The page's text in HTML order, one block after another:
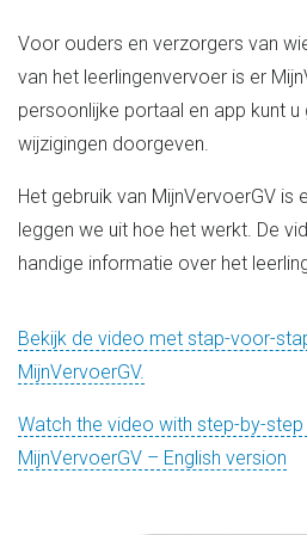
Voor ouders en verzorgers van
van het leerlingenvervoer is er
persoonlijke portaal en app kunt u
wijzigingen doorgeven.
Het gebruik van MijnVervoerGV is
leggen we uit hoe het werkt. De
handige informatie over het
Bekijk de video met stap-voor-
MijnVervoerGV.
Watch the video with step-by-
MijnVervoerGV – English version